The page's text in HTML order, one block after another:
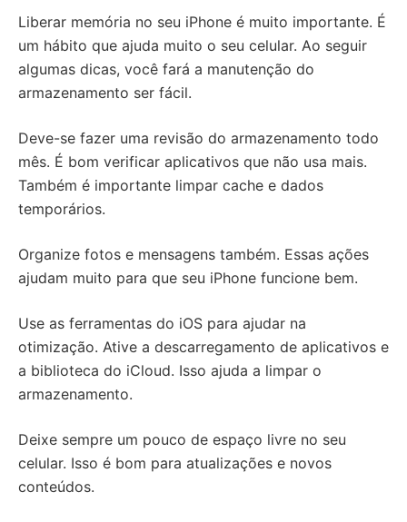
Liberar memória no seu iPhone é muito importante. É
um hábito que ajuda muito o seu celular. Ao seguir
algumas dicas, você fará a manutenção do
armazenamento ser fácil.
Deve-se fazer uma revisão do armazenamento todo
mês. É bom verificar aplicativos que não usa mais.
Também é importante limpar cache e dados
temporários.
Organize fotos e mensagens também. Essas ações
ajudam muito para que seu iPhone funcione bem.
Use as ferramentas do iOS para ajudar na
otimização. Ative a descarregamento de aplicativos e
a biblioteca do iCloud. Isso ajuda a limpar o
armazenamento.
Deixe sempre um pouco de espaço livre no seu
celular. Isso é bom para atualizações e novos
conteúdos.